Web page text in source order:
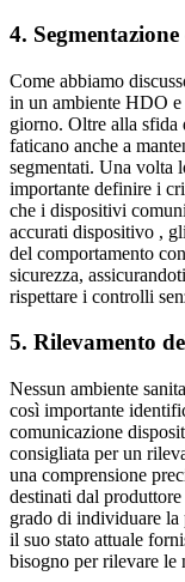
4.
Come abbiamo
in un ambiente HDO
giorno. Oltre alla
faticano anche a
segmentati. Una volta
importante definire i
che i dispositivi
accurati dispositivo ,
del comportamento
sicurezza,
rispettare i controlli
5. Rilevamento
Nessun ambiente
così importante
comunicazione
consigliata per un
una comprensione
destinati dal
grado di individuare
il suo stato attuale
bisogno per rilevare le